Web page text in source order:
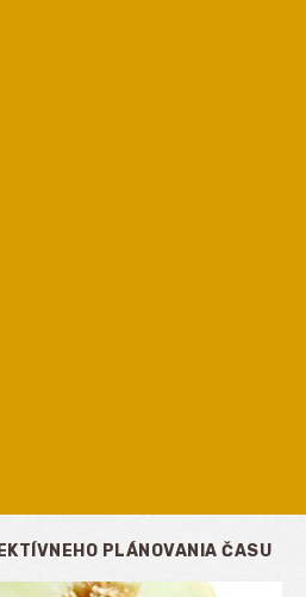
PLÁNOVANIA ČASU